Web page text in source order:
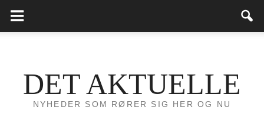
DET AKTUELLE
NYHEDER SOM RØRER SIG HER OG NU